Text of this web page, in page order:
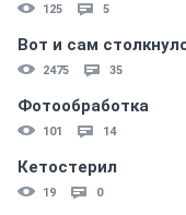
125 5
Вот и сам
2475 35
Фотообработка
101 14
Кетостерил
19 0